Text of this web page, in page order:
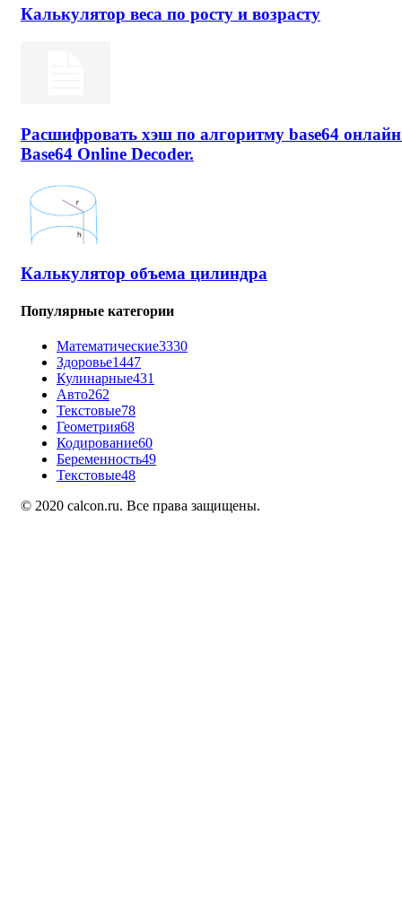
Калькулятор веса по росту и возрасту
Расшифровать хэш по алгоритму base64
Base64 Online Decoder.
Калькулятор объема цилиндра
Популярные категории
Математические3330
Здоровье1447
Кулинарные431
Авто262
Текстовые78
Геометрия68
Кодирование60
Беременность49
Текстовые48
© 2020 calcon.ru. Все права защищены.